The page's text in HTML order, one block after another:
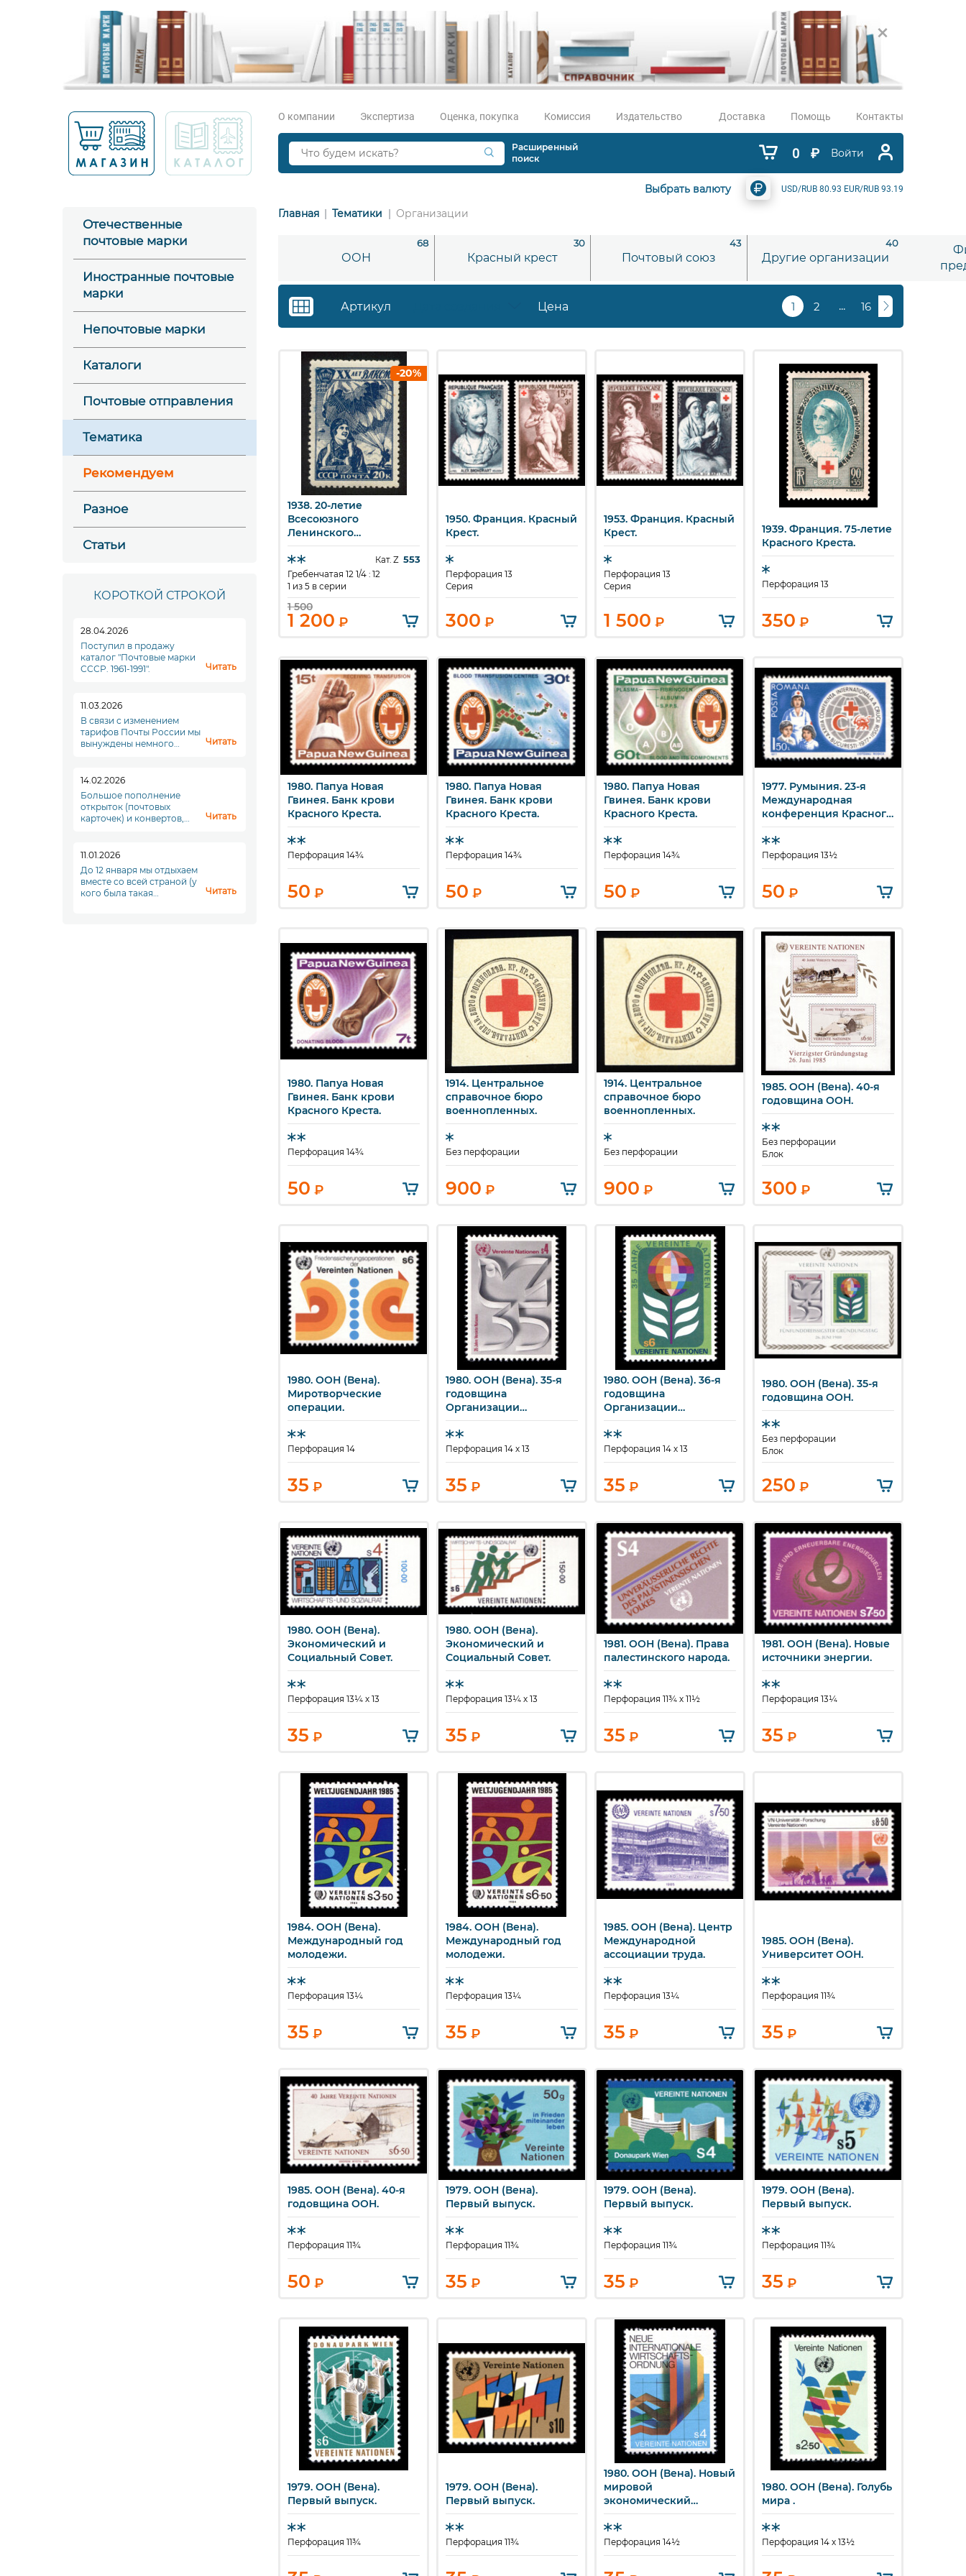
О компании Экспертиза Оценка, покупка Комиссия Издательство Доставка Помощь Контакты
Расширенный
поиск
0 ₽ Войти
Выбрать валюту USD/RUB 80.93 EUR/RUB 93.19
Отечественные
почтовые марки
Иностранные почтовые
марки
Непочтовые марки
Каталоги
Почтовые отправления
Тематика
Рекомендуем
Разное
Статьи
КОРОТКОЙ СТРОКОЙ
28.04.2026
Поступил в продажу
каталог "Почтовые марки
СССР. 1961-1991".
Читать
11.03.2026
В связи с изменением
тарифов Почты России мы
вынуждены немного
делать...
Читать
14.02.2026
Большое пополнение
открыток (почтовых
карточек) и конвертов,
Читать
11.01.2026
До 12 января мы отдыхаем
вместе со всей страной (у
кого была такая
Читать
Главная Тематики Организации
ООН
68
Красный крест
30
Почтовый союз
43
Другие организации
40
Артикул Цена 1 2 ... 16
-20%
Быстрый просмотр
1938. 20-летие
Всесоюзного
Ленинского
Коммунистического
Союза Молодежи.
Парашютистка.20 к.
Кат. Z 553
Гребенчатая 12 1/4 : 12
1 из 5 в серии
1 500
1 200 ₽
Быстрый просмотр
1950. Франция. Красный
Крест.
Перфорация 13
Серия
300 ₽
Быстрый просмотр
1953. Франция. Красный
Крест.
Перфорация 13
Серия
1 500 ₽
Быстрый просмотр
1939. Франция. 75-летие
Красного Креста.
Перфорация 13
350 ₽
Быстрый просмотр
1980. Папуа Новая
Гвинея. Банк крови
Красного Креста.
Перфорация 14¾
50 ₽
Быстрый просмотр
1980. Папуа Новая
Гвинея. Банк крови
Красного Креста.
Перфорация 14¾
50 ₽
Быстрый просмотр
1980. Папуа Новая
Гвинея. Банк крови
Красного Креста.
Перфорация 14¾
50 ₽
Быстрый просмотр
1977. Румыния. 23-я
Международная
конференция Красного
Креста.
Перфорация 13½
50 ₽
Быстрый просмотр
1980. Папуа Новая
Гвинея. Банк крови
Красного Креста.
Перфорация 14¾
50 ₽
Быстрый просмотр
1914. Центральное
справочное бюро
военнопленных.
Без перфорации
900 ₽
Быстрый просмотр
1914. Центральное
справочное бюро
военнопленных.
Без перфорации
900 ₽
Быстрый просмотр
1985. ООН (Вена). 40-я
годовщина ООН.
Без перфорации
Блок
300 ₽
Быстрый просмотр
1980. ООН (Вена).
Миротворческие
операции.
Перфорация 14
35 ₽
Быстрый просмотр
1980. ООН (Вена). 35-я
годовщина
Организации
Объединенных Наций.
Перфорация 14 x 13
35 ₽
Быстрый просмотр
1980. ООН (Вена). 36-я
годовщина
Организации
Объединенных Наций.
Перфорация 14 x 13
35 ₽
Быстрый просмотр
1980. ООН (Вена). 35-я
годовщина ООН.
Без перфорации
Блок
250 ₽
Быстрый просмотр
1980. ООН (Вена).
Экономический и
Социальный Совет.
Перфорация 13¼ x 13
35 ₽
Быстрый просмотр
1980. ООН (Вена).
Экономический и
Социальный Совет.
Перфорация 13¼ x 13
35 ₽
Быстрый просмотр
1981. ООН (Вена). Права
палестинского народа.
Перфорация 11¾ x 11½
35 ₽
Быстрый просмотр
1981. ООН (Вена). Новые
источники энергии.
Перфорация 13¼
35 ₽
Быстрый просмотр
1984. ООН (Вена).
Международный год
молодежи.
Перфорация 13¼
35 ₽
Быстрый просмотр
1984. ООН (Вена).
Международный год
молодежи.
Перфорация 13¼
35 ₽
Быстрый просмотр
1985. ООН (Вена). Центр
Международной
ассоциации труда.
Перфорация 13¼
35 ₽
Быстрый просмотр
1985. ООН (Вена).
Университет ООН.
Перфорация 11¾
35 ₽
Быстрый просмотр
1985. ООН (Вена). 40-я
годовщина ООН.
Перфорация 11¾
50 ₽
Быстрый просмотр
1979. ООН (Вена).
Первый выпуск.
Перфорация 11¾
35 ₽
Быстрый просмотр
1979. ООН (Вена).
Первый выпуск.
Перфорация 11¾
35 ₽
Быстрый просмотр
1979. ООН (Вена).
Первый выпуск.
Перфорация 11¾
35 ₽
Быстрый просмотр
1979. ООН (Вена).
Первый выпуск.
Перфорация 11¾
Быстрый просмотр
1979. ООН (Вена).
Первый выпуск.
Перфорация 11¾
Быстрый просмотр
1980. ООН (Вена). Новый
мировой
экономический
порядок.
Перфорация 14½
Быстрый просмотр
1980. ООН (Вена). Голубь
мира .
Перфорация 14 x 13½